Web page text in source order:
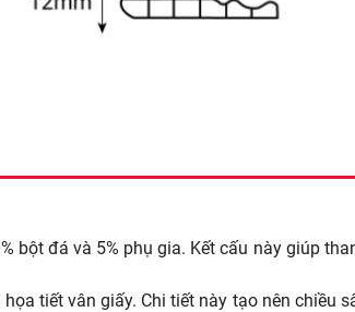
bột đá và 5% phụ gia. Kết cấu này giúp
tiết vân giấy. Chi tiết này tạo nên chiều